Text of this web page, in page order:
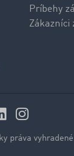
Príbehy
Zákazníci
práva vyhradené